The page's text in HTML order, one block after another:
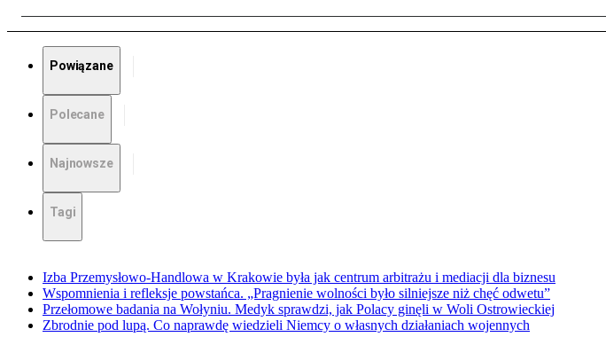
Powiązane
Polecane
Najnowsze
Tagi
Izba Przemysłowo-Handlowa w Krakowie była jak centrum arbitrażu i mediacji dla biznesu
Wspomnienia i refleksje powstańca. „Pragnienie wolności było silniejsze niż chęć odwetu”
Przełomowe badania na Wołyniu. Medyk sprawdzi, jak Polacy ginęli w Woli Ostrowieckiej
Zbrodnie pod lupą. Co naprawdę wiedzieli Niemcy o własnych działaniach wojennych